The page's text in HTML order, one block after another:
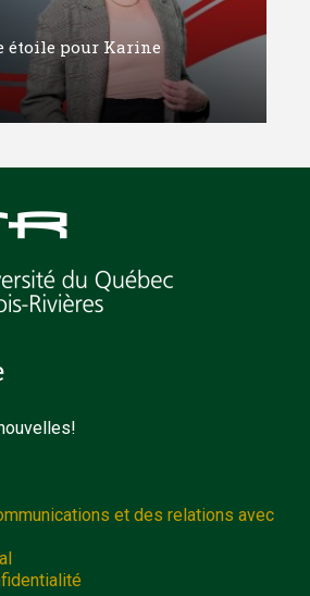
étoile pour Karine
et des relations avec